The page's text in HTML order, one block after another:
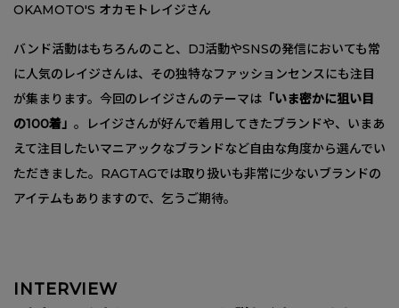
OKAMOTO'S オカモトレイジさん
バンド活動はもちろんのこと、DJ活動やSNSの発信においても常
に人気のレイジさんは、その独特なファッションセンスにも注目
が集まります。今回のレイジさんのテーマは 「いま密かに狙い目
の100着」 。レイジさんが好んで着用してきたブランドや、いまあ
えて注目したいマニアックなブランドなど自由な角度から選んでい
ただきました。RAGTAGでは取り扱いも非常に少ないブランドの
アイテムもありますので、乞うご期待。
INTERVIEW